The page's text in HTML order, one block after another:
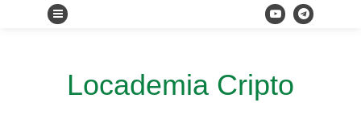
Locademia Cripto